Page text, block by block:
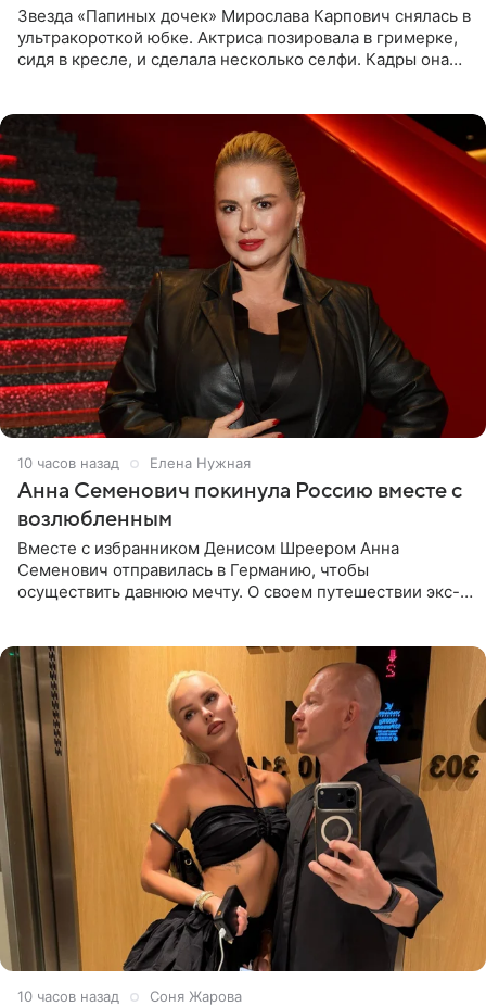
Звезда «Папиных дочек» Мирослава Карпович снялась в
ультракороткой юбке. Актриса позировала в гримерке,
сидя в кресле, и сделала несколько селфи. Кадры она
10 часов назад Елена Нужная
Анна Семенович покинула Россию вместе с
возлюбленным
Вместе с избранником Денисом Шреером Анна
Семенович отправилась в Германию, чтобы
осуществить давнюю мечту. О своем путешествии экс-
10 часов назад Соня Жарова